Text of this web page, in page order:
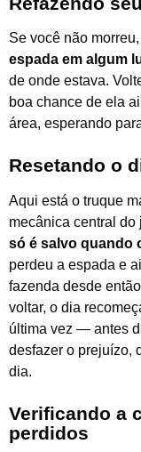
Se você não
espada em algum
de onde estava.
boa chance de ela
área, esperando
Resetando o
Aqui está o truque
mecânica central do
só é salvo quando
perdeu a espada e
fazenda desde
voltar, o dia
última vez — antes
desfazer o prejuízo,
dia.
Verificando a
perdidos